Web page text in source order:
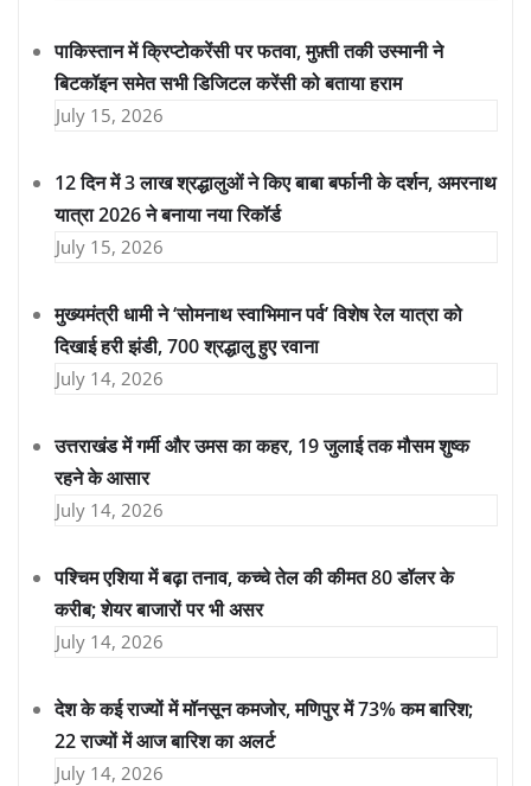
पाकिस्तान में क्रिप्टोकरेंसी पर फतवा, मुफ़्ती तकी उस्मानी ने
बिटकॉइन समेत सभी डिजिटल करेंसी को बताया हराम
July 15, 2026
12 दिन में 3 लाख श्रद्धालुओं ने किए बाबा बर्फानी के दर्शन, अमरनाथ
यात्रा 2026 ने बनाया नया रिकॉर्ड
July 15, 2026
मुख्यमंत्री धामी ने ‘सोमनाथ स्वाभिमान पर्व’ विशेष रेल यात्रा को
दिखाई हरी झंडी, 700 श्रद्धालु हुए रवाना
July 14, 2026
उत्तराखंड में गर्मी और उमस का कहर, 19 जुलाई तक मौसम शुष्क
रहने के आसार
July 14, 2026
पश्चिम एशिया में बढ़ा तनाव, कच्चे तेल की कीमत 80 डॉलर के
करीब; शेयर बाजारों पर भी असर
July 14, 2026
देश के कई राज्यों में मॉनसून कमजोर, मणिपुर में 73% कम बारिश;
22 राज्यों में आज बारिश का अलर्ट
July 14, 2026